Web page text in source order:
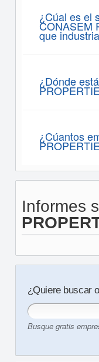
¿Cúal es el
CONASEM
que
¿Dónde
¿Cúantos
Informes
¿Quiere buscar
Busque gratis